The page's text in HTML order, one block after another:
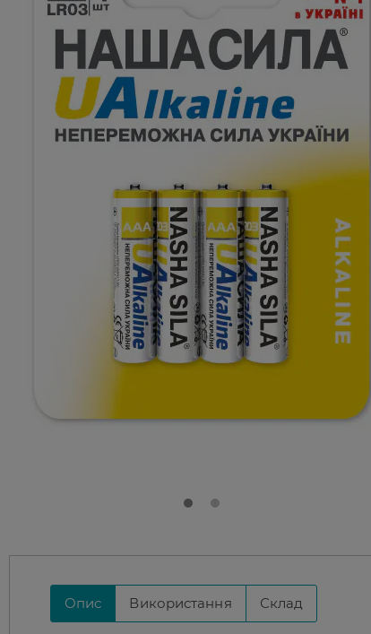
Опис Використання Склад